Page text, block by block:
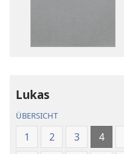
Lukas
ÜBERSICHT
1 2 3 4